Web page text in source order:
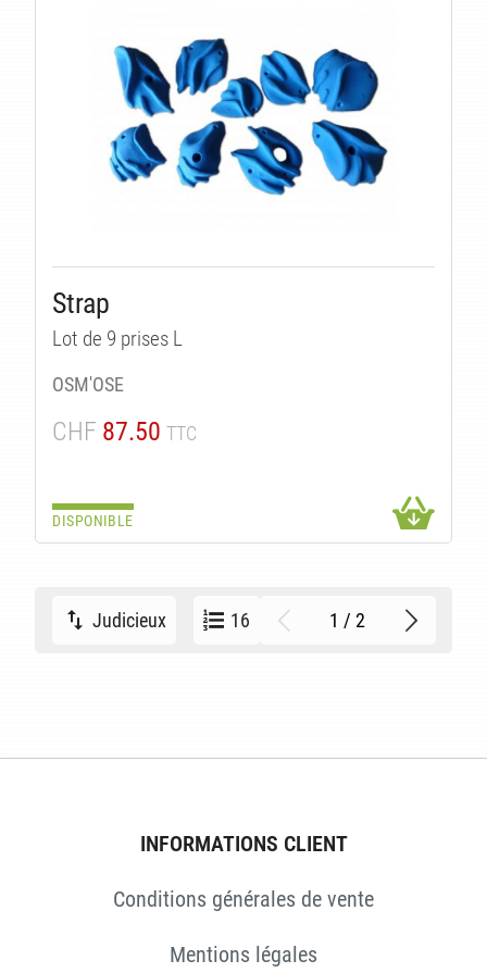
Strap
Lot de 9 prises L
OSM'OSE
CHF 87.50 TTC
DISPONIBLE
Judicieux 16 1 / 2
INFORMATIONS CLIENT
Conditions générales de vente
Mentions légales